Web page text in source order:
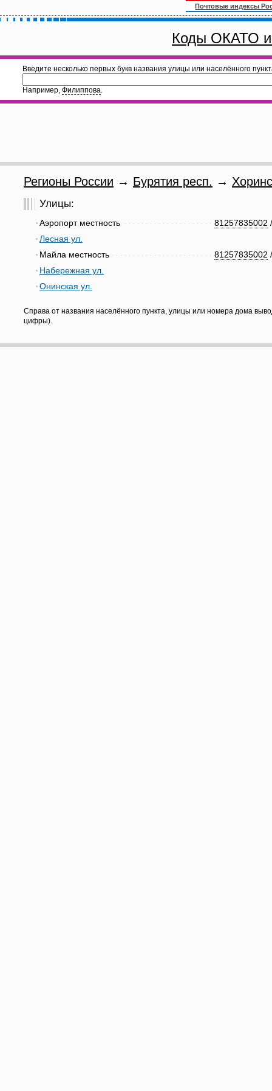
Почтовые индексы
Коды ОКАТО
Введите несколько первых букв названия улицы или населённого
Например, Филиппова.
Регионы России → Бурятия респ. →
Улицы:
81257835002
Аэропорт местность
Лесная ул.
81257835002
Майла местность
Набережная ул.
Онинская ул.
Справа от названия населённого пункта, улицы или номера дома
цифры).